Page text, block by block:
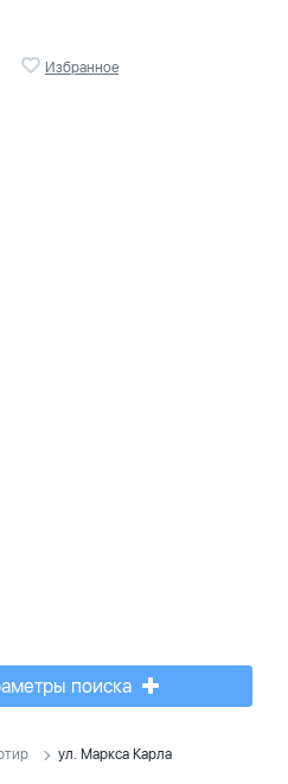
Избранное
поиска
ул. Маркса Карла